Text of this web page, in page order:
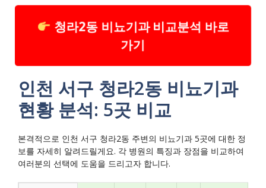
청라2동 비뇨기과 비교분석 바로
가기
인천 서구 청라2동 비뇨기과
현황 분석: 5곳 비교
본격적으로 인천 서구 청라2동 주변의 비뇨기과 5곳에 대한 정
보를 자세히 알려드릴게요. 각 병원의 특징과 장점을 비교하여
여러분의 선택에 도움을 드리고자 합니다.